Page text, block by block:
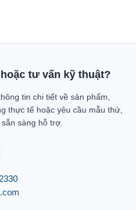
tư vấn kỹ thuật?
tin chi tiết về sản phẩm,
thực tế hoặc yêu cầu mẫu thử,
sàng hỗ trợ.